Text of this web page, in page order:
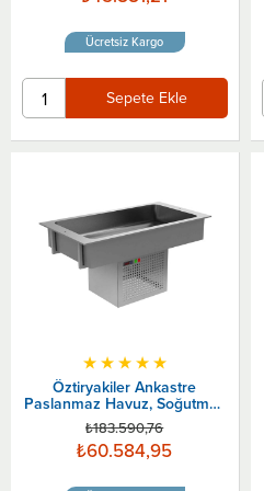
Sepete Ekle
Ücretsiz Kargo
Öztiryakiler Ankastre
Paslanmaz Havuz, Soğutmalı
3 Gn
★★★★★
₺60.584,95
₺183.590,76